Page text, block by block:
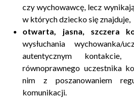
czy wychowawcę, lecz
w których dziecko się znajduje,
otwarta, jasna, szczera
wysłuchania
autentycznym
równoprawnego uczestnika
nim z poszanowaniem
komunikacji.